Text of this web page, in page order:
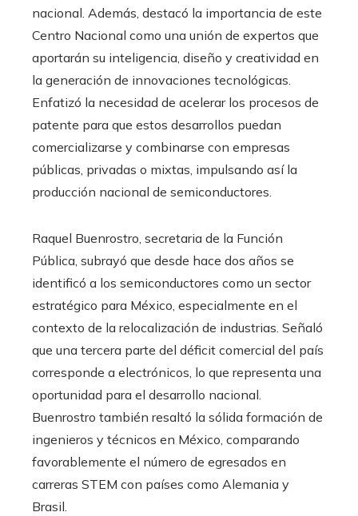
nacional. Además, destacó la importancia de este
Centro Nacional como una unión de expertos que
aportarán su inteligencia, diseño y creatividad en
la generación de innovaciones tecnológicas.
Enfatizó la necesidad de acelerar los procesos de
patente para que estos desarrollos puedan
comercializarse y combinarse con empresas
públicas, privadas o mixtas, impulsando así la
producción nacional de semiconductores.
Raquel Buenrostro, secretaria de la Función
Pública, subrayó que desde hace dos años se
identificó a los semiconductores como un sector
estratégico para México, especialmente en el
contexto de la relocalización de industrias. Señaló
que una tercera parte del déficit comercial del país
corresponde a electrónicos, lo que representa una
oportunidad para el desarrollo nacional.
Buenrostro también resaltó la sólida formación de
ingenieros y técnicos en México, comparando
favorablemente el número de egresados en
carreras STEM con países como Alemania y
Brasil.